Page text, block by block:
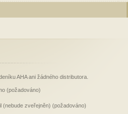
AHA ani žádného distributora.
(požadováno)
(nebude zveřejněn) (požadováno)